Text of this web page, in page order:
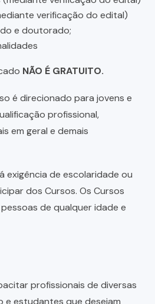
verificação do edital)
e doutorado;
NÃO É GRATUITO.
é direcionado para jovens e
profissional,
em geral e demais
exigência de escolaridade ou
dos Cursos. Os Cursos
de qualquer idade e
profissionais de diversas